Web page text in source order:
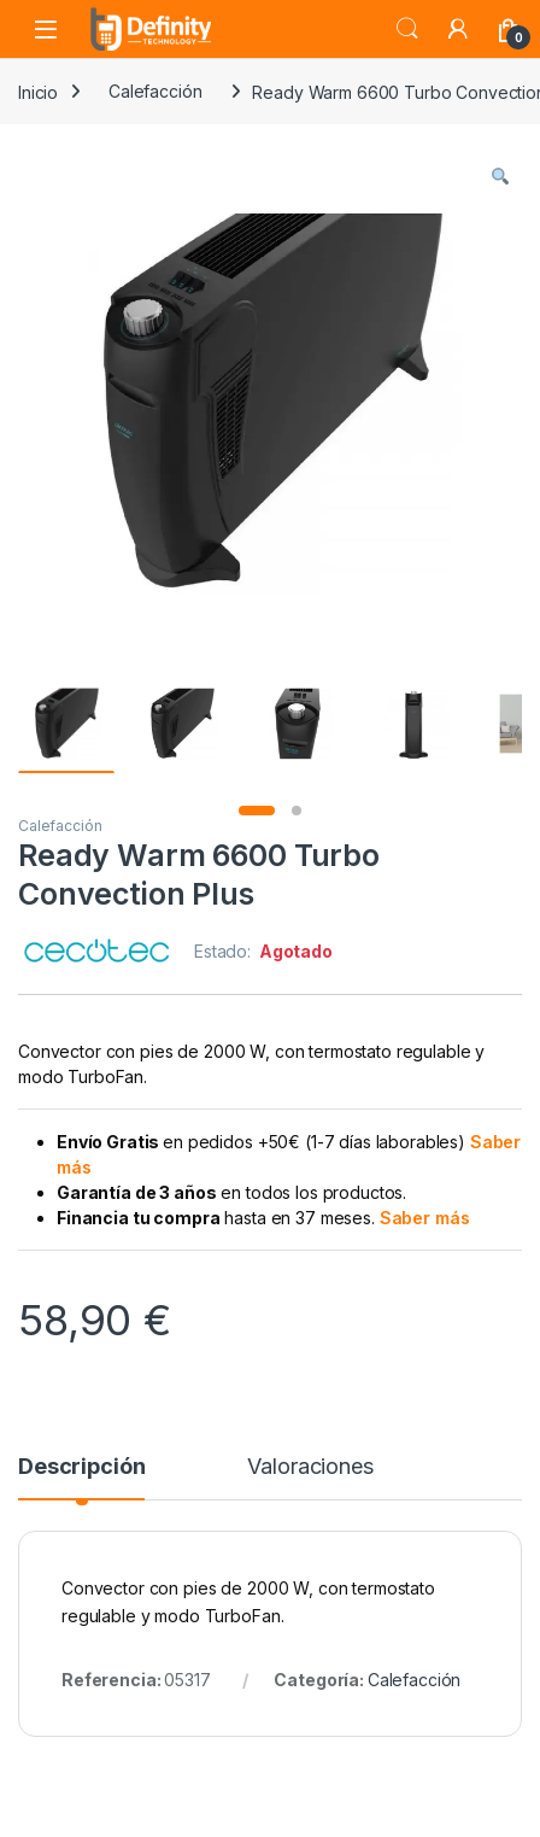
Skip to navigation
Skip to content
Open 0
Inicio Calefacción Ready Warm 6600 Turbo
Calefacción
Ready Warm 6600 Turbo
Convection Plus
Estado: Agotado
Convector con pies de 2000 W, con termostato regulable y
modo TurboFan.
Envío Gratisen pedidos +50€ (1-7 días laborables) Saber
más
Garantía de 3 años en todos los productos.
Financia tu compra hasta en 37 meses. Saber más
58,90 €
Descripción Valoraciones
Convector con pies de 2000 W, con termostato
regulable y modo TurboFan.
Referencia:05317 Categoría: Calefacción